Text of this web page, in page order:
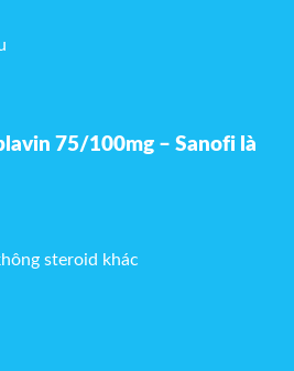
75/100mg – Sanofi là
steroid khác